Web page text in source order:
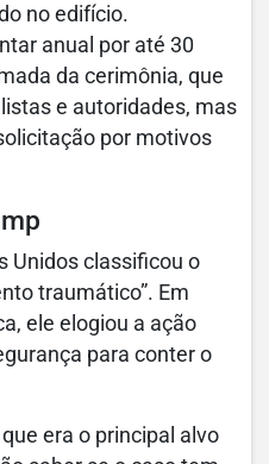
no edifício.
anual por até 30
da cerimônia, que
e autoridades, mas
por motivos
Unidos classificou o
traumático”. Em
ele elogiou a ação
para conter o
era o principal alvo